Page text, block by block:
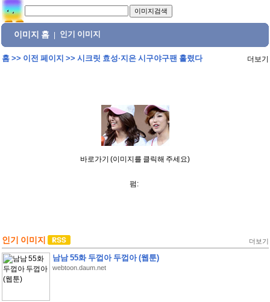
이미지 홈 인기 이미지
홈>> 이전 페이지 >> 시크릿 효성·지은 시구야구팬 홀렸다 더보기
바로가기 (이미지를 클릭해 주세요)
펌:
인기 이미지 더보기
남남 55화 두껍아 두껍아 (웹툰)
webtoon.daum.net